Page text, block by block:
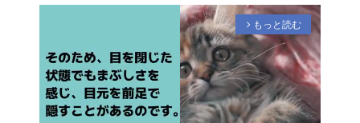
arrow_forward_ios もっと読む